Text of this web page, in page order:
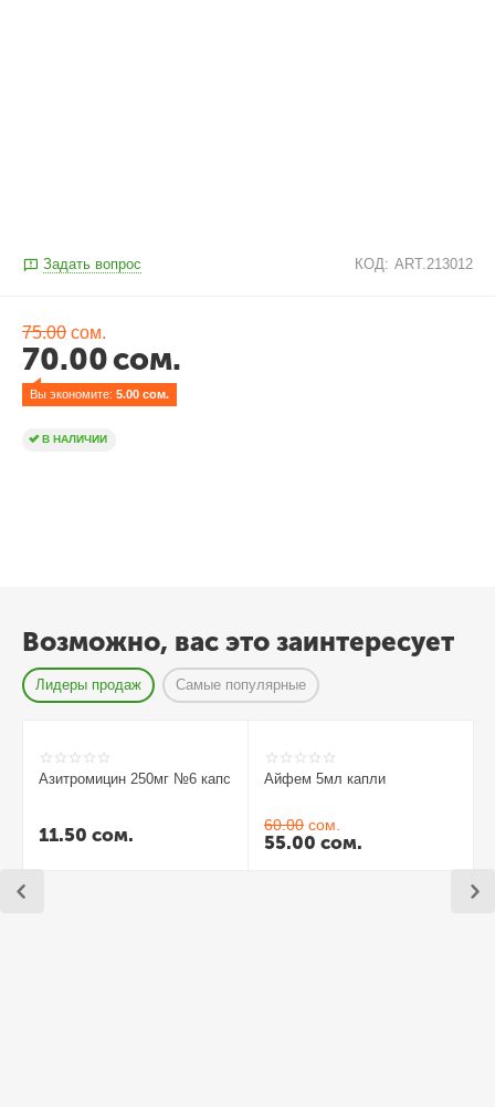
Задать вопрос КОД: ART.213012
75.00 сом.
70.00сом.
Вы экономите: 5.00 сом.
В НАЛИЧИИ
Возможно, вас это заинтересует
Лидеры продаж Самые популярные
Азитромицин 250мг №6 капс
11.50 сом.
Айфем 5мл капли
60.00 сом.
55.00 сом.